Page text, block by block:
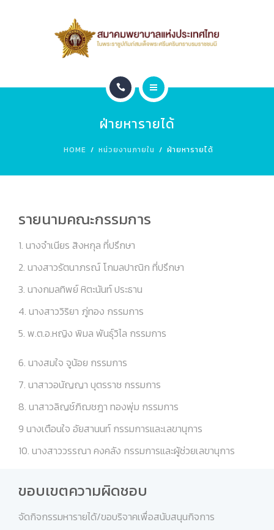
หน่วยงานภายใน
ติดต่อ
ข่าวประชาสัมพันธ์
ฝ่ายหารายได้
HOME หน่วยงานภายใน ฝ่ายหารายได้
รายนามคณะกรรมการ
1. นางจำเนียร สิงหกุล ที่ปรึกษา
2. นางสาวรัตนาภรณ์ โกมลปาณิก ที่ปรึกษา
3. นางกมลทิพย์ หิตะนันท์ ประธาน
4. นางสาววิริยา ภู่ทอง กรรมการ
5. พ.ต.อ.หญิง พิมล พันธุ์วิไล กรรมการ
6. นางสมใจ จูน้อย กรรมการ
7. นาสาวอนัญญา บุตรราช กรรมการ
8. นาสาวลิญช์ภิฌชฎา ทองพุ่ม กรรมการ
9 นางเตือนใจ อัยสานนท์ กรรมการและเลขานุการ
10. นางสาววรรณา คงคลัง กรรมการและผู้ช่วยเลขานุการ
ขอบเขตความผิดชอบ
จัดกิจกรรมหารายได้/ขอบริจาคเพื่อสนับสนุนกิจการ